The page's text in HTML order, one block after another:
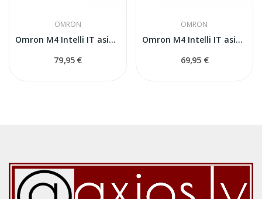
OMRON
Omron M4 Intelli IT asinsspiediena mērītājs ar...
79,95 €
OMRON
Omron M4 Intelli IT asinsspiediena mērītājs
69,95 €